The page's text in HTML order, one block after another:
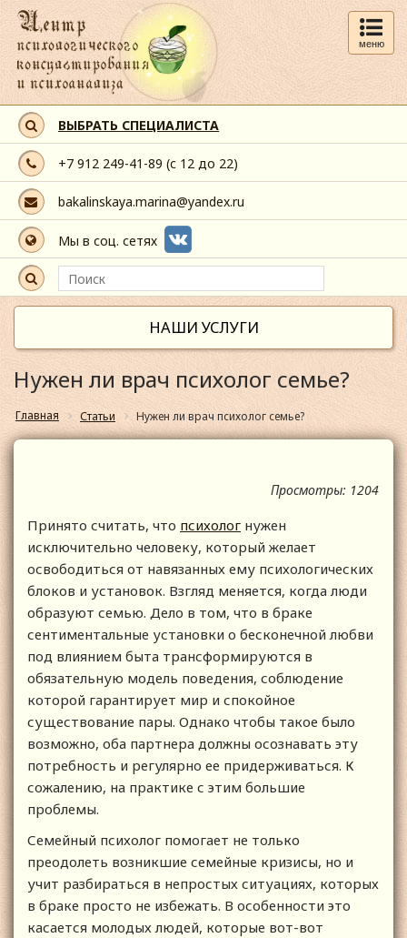
меню
ВЫБРАТЬ СПЕЦИАЛИСТА
+7 912 249-41-89 (с 12 до 22)
bakalinskaya.marina@yandex.ru
Мы в соц. сетях
НАШИ УСЛУГИ
Нужен ли врач психолог семье?
Главная Статьи Нужен ли врач психолог семье?
Просмотры: 1204
Принято считать, что психолог нужен
исключительно человеку, который желает
освободиться от навязанных ему психологических
блоков и установок. Взгляд меняется, когда люди
образуют семью. Дело в том, что в браке
сентиментальные установки о бесконечной любви
под влиянием быта трансформируются в
обязательную модель поведения, соблюдение
которой гарантирует мир и спокойное
существование пары. Однако чтобы такое было
возможно, оба партнера должны осознавать эту
потребность и регулярно ее придерживаться. К
сожалению, на практике с этим большие
проблемы.
Семейный психолог помогает не только
преодолеть возникшие семейные кризисы, но и
учит разбираться в непростых ситуациях, которых
в браке просто не избежать. В особенности это
касается молодых людей, которые вот-вот